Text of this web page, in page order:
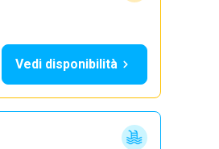
Vedi disponibilità